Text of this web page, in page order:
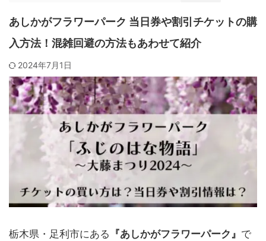
あしかがフラワーパーク 当日券や割引チケットの購
入方法！混雑回避の方法もあわせて紹介
2024年7月1日
栃木県・足利市にある 『あしかがフラワーパーク』 で